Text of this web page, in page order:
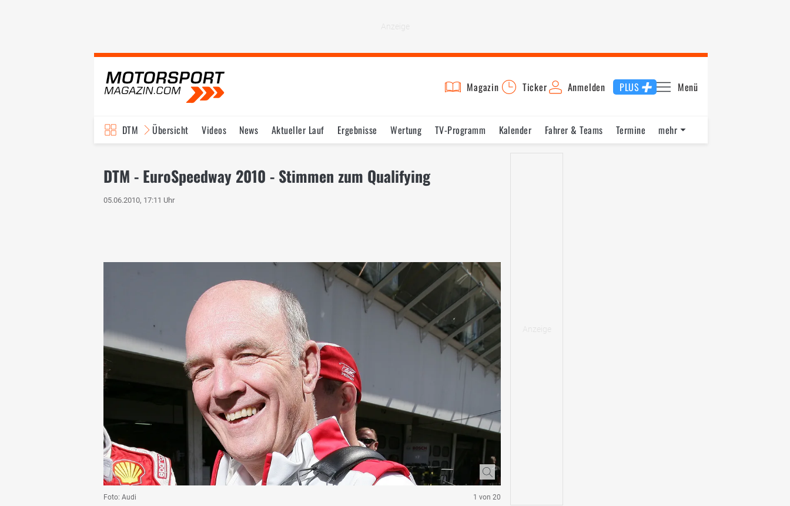
Magazin Ticker Anmelden PLUS Menü
DTM Übersicht Videos News Aktueller Lauf Ergebnisse Wertung TV-Programm Kalender Fahrer & Teams
Termine
mehr
DTM - EuroSpeedway 2010 - Stimmen zum Qualifying
05.06.2010, 17:11 Uhr
Foto: Audi 1 von 20